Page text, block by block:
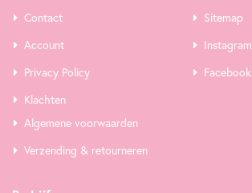
Contact
Account
Privacy Policy
Klachten
Sitemap
Instagram
Facebook
Algemene voorwaarden
Verzending & retourneren